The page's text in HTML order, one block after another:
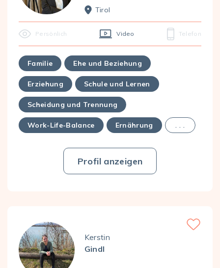
Tirol
Persönlich Video Telefon
Familie Ehe und Beziehung
Erziehung Schule und Lernen
Scheidung und Trennung
Work-Life-Balance Ernährung . . .
Profil anzeigen
Favorite
Kerstin
Gindl